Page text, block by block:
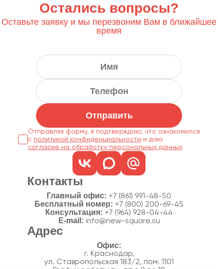
Остались вопросы?
Оставьте заявку и мы перезвоним Вам в ближайшее
время
Отправить
Отправляя форму, я подтверждаю, что ознакомился
с политикой конфиденциальности
согласие на обработку персональных данных
Контакты
Главный офис: +7 (861) 991-48-50
Бесплатный номер: +7 (800) 200-69-45
Консультация: +7 (964) 928-04-44
E-mail: info@new-square.su
Адрес
г. Краснодар,
ул. Ставропольская 183/2, пом. 1101